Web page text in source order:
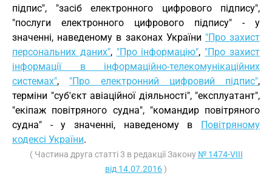
підпис", "засіб електронного цифрового підпису",
"послуги електронного цифрового підпису" - у
значенні, наведеному в законах України "Про захист
персональних даних", "Про інформацію", "Про захист
інформації в інформаційно-телекомунікаційних
системах", "Про електронний цифровий підпис",
терміни "суб'єкт авіаційної діяльності", "експлуатант",
"екіпаж повітряного судна", "командир повітряного
судна" - у значенні, наведеному в Повітряному
кодексі України.
( Частина друга статті 3 в редакції Закону № 1474-VIII
від 14.07.2016)